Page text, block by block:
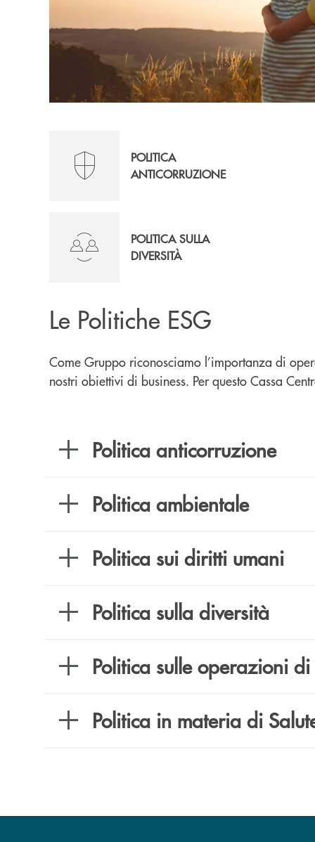
POLITICA
ANTICORRUZIONE
POLITICA SULLA
DIVERSITÀ
Le Politiche ESG
Come Gruppo riconosciamo l’importanza di
nostri obiettivi di business. Per questo Cassa
Politica anticorruzione
Politica ambientale
Politica sui diritti umani
Politica sulla diversità
Politica sulle operazioni
Politica in materia di